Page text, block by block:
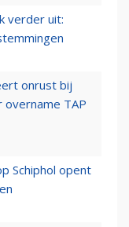
verder uit:
onrust bij
TAP
Schiphol opent